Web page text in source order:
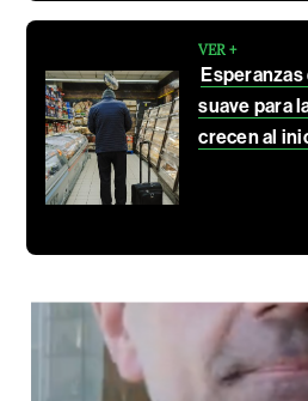
VER +
suave para
crecen al